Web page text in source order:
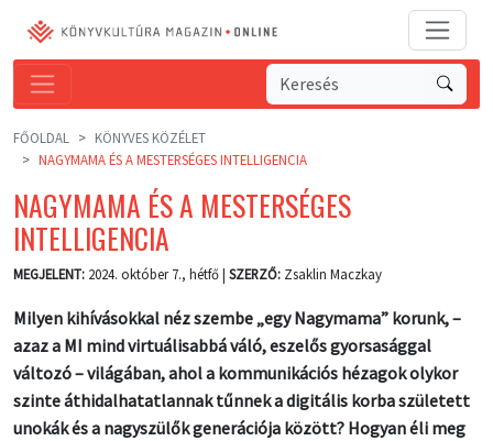
FŐOLDAL
KÖNYVES KÖZÉLET
NAGYMAMA ÉS A MESTERSÉGES INTELLIGENCIA
NAGYMAMA ÉS A MESTERSÉGES
INTELLIGENCIA
MEGJELENT: 2024. október 7., hétfő | SZERZŐ: Zsaklin Maczkay
Milyen kihívásokkal néz szembe „egy Nagymama” korunk, –
azaz a MI mind virtuálisabbá váló, eszelős gyorsasággal
változó – világában, ahol a kommunikációs hézagok olykor
szinte áthidalhatatlannak tűnnek a digitális korba született
unokák és a nagyszülők generációja között? Hogyan éli meg